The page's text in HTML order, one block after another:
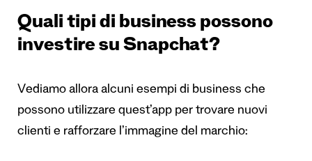
Quali tipi di business possono
investire su Snapchat?
Vediamo allora alcuni esempi di business che
possono utilizzare quest’app per trovare nuovi
clienti e rafforzare l’immagine del marchio: